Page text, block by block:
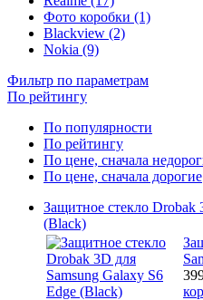
Фото коробки (1)
Blackview (2)
Nokia (9)
Фильтр по параметрам
По рейтингу
По популярности
По рейтингу
По цене, сначала
По цене, сначала дорогие
Защитное стекло Drobak
(Black)